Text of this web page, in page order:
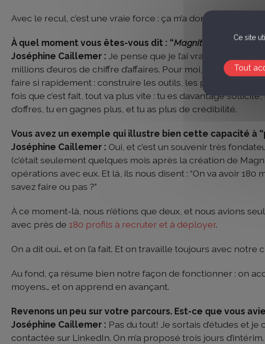
Ce site
Tout
Avec le recul, c’est une vraie force : ça m’a donné une
À quel moment vous êtes-vous dit : “Magnitude peut
Joséphine Caillemer : Je pense que je l’ai vraiment réalisé
millions d’euros de chiffre d’affaires. Pour moi, le plus dur,
faire si rapidement : construire les outils, les process, les
fois que c’est fait, tout va plus vite : tu es davantage
d’offres, tu en gagnes plus, et tu as plus de crédibilité.
Vous avez un exemple qui illustre bien cette capacité à
Joséphine Caillemer : Oui, et c’est un souvenir très
(c’était seulement quelques mois après la création de
opérations avec eux. Et là, ils nous disent : “On va avoir
savez faire ou pas ?”
À ce moment-là, nous n’étions que deux, et nous avions
avec près de 180 profils à recruter et à déployer.
On a dit oui… et on l’a fait. Et on travaille toujours avec notre
Au fond, ça résume bien notre façon de fonctionner : on
moyens… et on apprend en avançant.
Revenons un peu sur votre parcours. Est-ce que vous
Joséphine Caillemer : Pas du tout! Je sortais d’études et je
contactée sur LinkedIn. On m’a proposé trois jours